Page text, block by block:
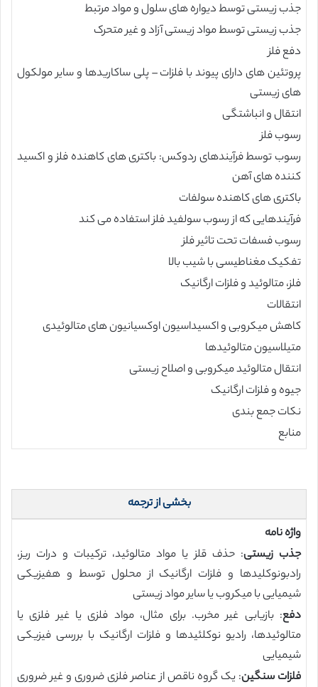
جذب زیستی توسط دیواره های سلول و مواد مرتبط
جذب زیستی توسط مواد زیستی آزاد و غیر متحرک
دفع فلز
پروتئین های دارای پیوند با فلزات – پلی ساکاریدها و سایر مولکول
های زیستی
انتقال و انباشتگی
رسوب فلز
رسوب توسط فرآیندهای ردوکس: باکتری های کاهنده فلز و اکسید
کننده های آهن
باکتری های کاهنده سولفات
فرآیندهایی که از رسوب سولفید فلز استفاده می کند
رسوب فسفات تحت تاثیر فلز
تفکیک مغناطیسی با شیب بالا
فلز، متالوئید و فلزات ارگانیک
انتقالات
کاهش میکروبی و اکسیداسیون اوکسیانیون های متالوئیدی
متیلاسیون متالوئیدها
انتقال متالوئید میکروبی و اصلاح زیستی
جیوه و فلزات ارگانیک
نکات جمع بندی
منابع
بخشی از ترجمه
واژه نامه
جذب زیستی: حذف قلز یا مواد متالوئید، ترکیبات و درات ریز،
رادبونوکلیدها و فلزات ارگانیک از محلول توسط و هفیزیکی
شیمیایی با میکروب یا سایر مواد زیستی
دفع: بازیابی غیر مخرب. برای مثال، مواد فلزی یا غیر فلزی یا
متالوئیدها، رادیو نوکلئیدها و فلزات ارگانیک با بررسی فیزیکی
شیمیایی
فلزات سنگین: یک گروه ناقص از عناصر فلزی ضروری و غیر ضروری